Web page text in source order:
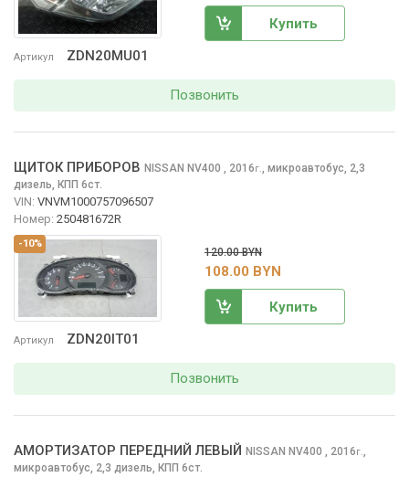
Артикул ZDN20MU01
Купить
Позвонить
-10%
Артикул ZDN20IT01
ЩИТОК ПРИБОРОВ NISSAN NV400 , 2016г., микроавтобус, 2,3
дизель, КПП 6ст.
VIN: VNVM1000757096507
Номер: 250481672R
120.00 BYN
108.00 BYN
Купить
Позвонить
АМОРТИЗАТОР ПЕРЕДНИЙ ЛЕВЫЙ NISSAN NV400 , 2016г.,
микроавтобус, 2,3 дизель, КПП 6ст.